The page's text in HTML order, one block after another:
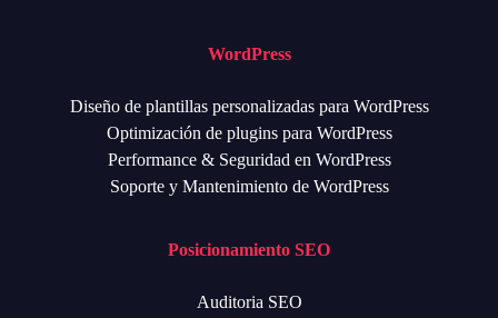
WordPress
Diseño de plantillas personalizadas para WordPress
Optimización de plugins para WordPress
Performance & Seguridad en WordPress
Soporte y Mantenimiento de WordPress
Posicionamiento SEO
Auditoria SEO